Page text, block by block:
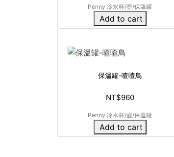
Penny 冷水杯/壺/保溫罐
Add to cart
保溫罐-喳喳鳥
NT$960
Penny 冷水杯/壺/保溫罐
Add to cart